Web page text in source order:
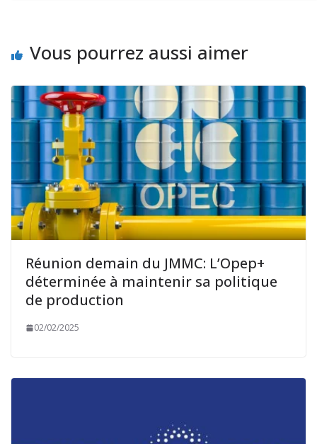
Vous pourrez aussi aimer
Réunion demain du JMMC: L’Opep+
déterminée à maintenir sa politique
de production
02/02/2025